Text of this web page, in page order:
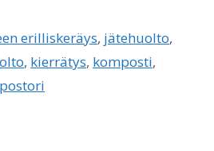
erilliskeräys, jätehuolto,
, kierrätys, komposti,